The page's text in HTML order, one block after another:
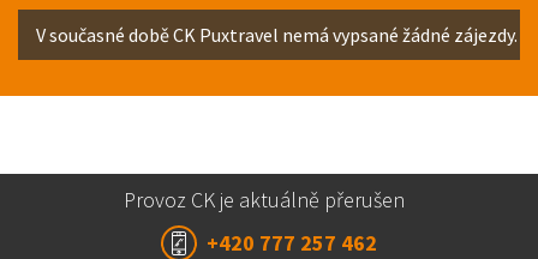
Provoz CK je aktuálně přerušen
+420 777 257 462